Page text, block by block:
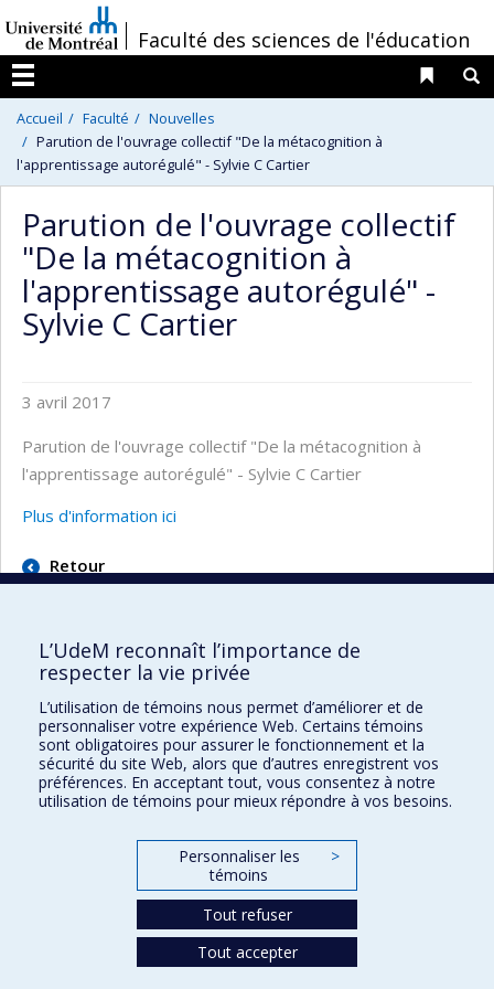
au
contenu
/Faculté des sciences de l'éducation
Menu
Liens
Accueil Faculté
Nouvelles
Parution de l'ouvrage collectif "De la métacognition à
l'apprentissage autorégulé" - Sylvie C Cartier
Parution de l'ouvrage collectif
"De la métacognition à
l'apprentissage autorégulé" -
Sylvie C Cartier
3 avril 2017
Parution de l'ouvrage collectif "De la métacognition à
l'apprentissage autorégulé" - Sylvie C Cartier
Plus d'information ici
Retour
Faculté des sciences de l'éducation
Pavillon Marie-Victorin
90, avenue Vincent-d'Indy
Montréal (Québec) H2V 2S9
L’UdeM reconnaît l’importance de
respecter la vie privée
L’utilisation de témoins nous permet d’améliorer et de
personnaliser votre expérience Web. Certains témoins
sont obligatoires pour assurer le fonctionnement et la
sécurité du site Web, alors que d’autres enregistrent vos
préférences. En acceptant tout, vous consentez à notre
utilisation de témoins pour mieux répondre à vos besoins.
Personnaliser les
témoins
>
Tout refuser
Tout accepter